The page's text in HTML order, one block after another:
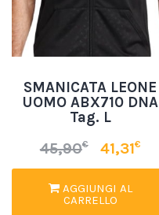
SMANICATA LEONE
UOMO ABX710 DNA
Tag. L
45,90€ 41,31€
AGGIUNGI AL
CARRELLO